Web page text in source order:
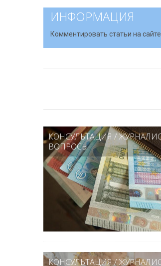
ИНФОРМАЦИЯ
Комментировать статьи на
КОНСУЛЬТАЦИЯ /
ВОПРОСЫ
КОНСУЛЬТАЦИЯ/